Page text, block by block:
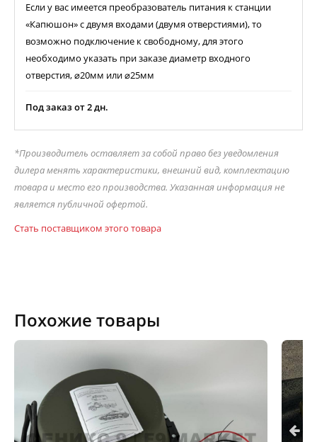
Если у вас имеется преобразователь питания к станции
«Капюшон» с двумя входами (двумя отверстиями), то
возможно подключение к свободному, для этого
необходимо указать при заказе диаметр входного
отверстия, ⌀20мм или ⌀25мм
Под заказ от 2 дн.
*Производитель оставляет за собой право без уведомления
дилера менять характеристики, внешний вид, комплектацию
товара и место его производства. Указанная информация не
является публичной офертой.
Стать поставщиком этого товара
Похожие товары